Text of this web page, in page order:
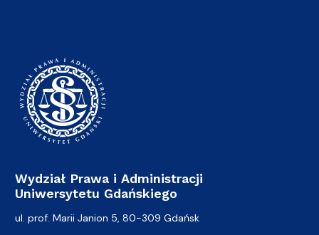
Wydział Prawa i Administracji
Uniwersytetu Gdańskiego
ul. prof. Marii Janion 5, 80-309 Gdańsk